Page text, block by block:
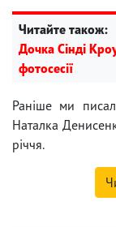
Читайте також:
Дочка Сінді
фотосесії
Раніше ми
Наталка
річчя.